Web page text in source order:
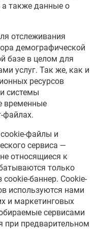
а также данные о
отслеживания
демографической
базе в целом для
услуг. Так же, как и
ресурсов
системы
временные
файлах.
файлы и
сервиса —
относящиеся к
только
cookie-баннер. Cookie-
используются нами
и маркетинговых
сервисами
при предварительном